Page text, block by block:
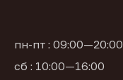
пн-пт : 09:00—20:00
сб : 10:00—16:00